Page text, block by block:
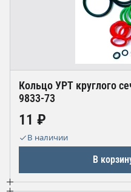
Кольцо УРТ круглого
9833-73
11 ₽
В наличии
В